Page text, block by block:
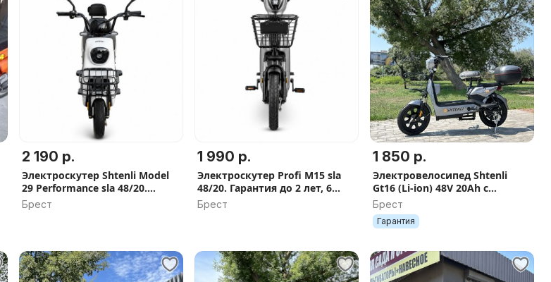
2 190 р.
Электроскутер Shtenli Model
29 Performance sla 48/20.
Кредит, рассрочка, Доставка
по РБ 0 руб
Брест
1 990 р.
Электроскутер Profi M15 sla
48/20. Гарантия до 2 лет, 6
подарков, В наличии, Скидка
Брест
1 850 р.
Электровелосипед Shtenli
Gt16 (Li-ion) 48V 20Ah с
кофром РАССРОЧКА НА 9
МЕСЯЦЕВ
Брест
Гарантия